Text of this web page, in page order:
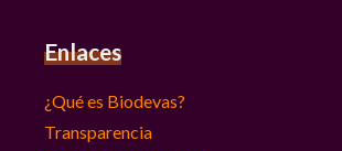
Enlaces
¿Qué es Biodevas?
Transparencia